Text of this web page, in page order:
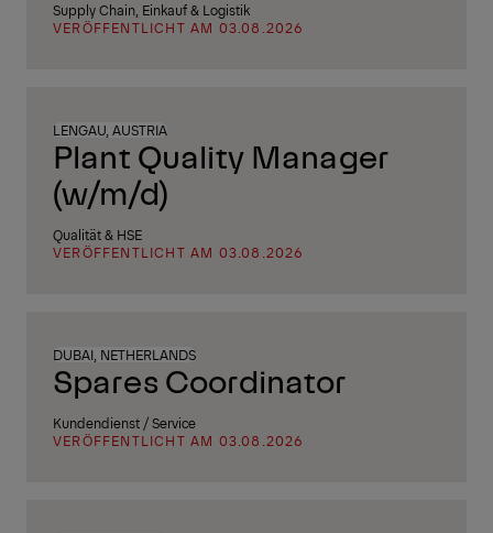
Supply Chain, Einkauf & Logistik
VERÖFFENTLICHT AM 03.08.2026
LENGAU, AUSTRIA
Plant Quality Manager
(w/m/d)
Qualität & HSE
VERÖFFENTLICHT AM 03.08.2026
DUBAI, NETHERLANDS
Spares Coordinator
Kundendienst / Service
VERÖFFENTLICHT AM 03.08.2026